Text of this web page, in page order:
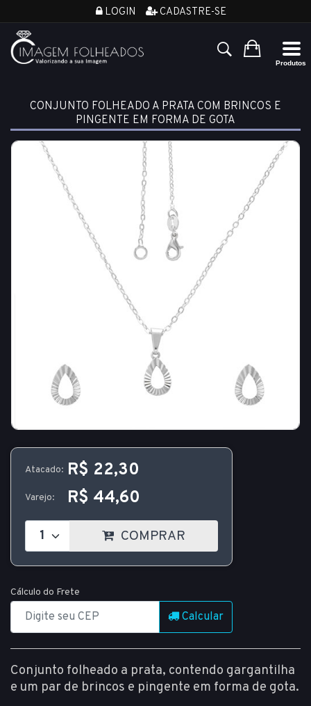
LOGIN CADASTRE-SE
CONJUNTO FOLHEADO A PRATA COM BRINCOS E
PINGENTE EM FORMA DE GOTA
Atacado: R$ 22,30
Varejo: R$ 44,60
COMPRAR
Cálculo do Frete
Calcular
Conjunto folheado a prata, contendo gargantilha
e um par de brincos e pingente em forma de gota.